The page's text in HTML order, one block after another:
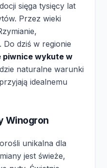
sięga tysięcy lat
Przez wieki
Do dziś w regionie
piwnice wykute w
naturalne warunki
idealnemu
Winogron
unikalna dla
jest świeże,